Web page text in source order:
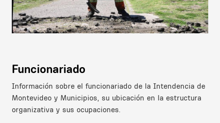
Funcionariado
Información sobre el funcionariado de la Intendencia de
Montevideo y Municipios, su ubicación en la estructura
organizativa y sus ocupaciones.